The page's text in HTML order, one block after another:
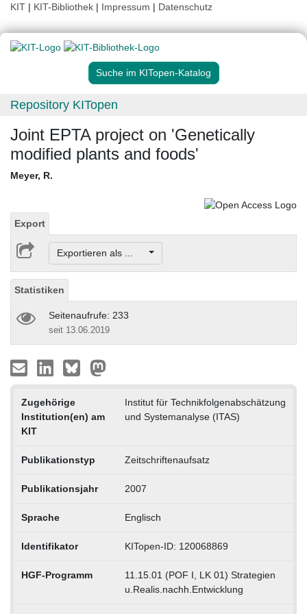
KIT | KIT-Bibliothek | Impressum | Datenschutz
Suche im KITopen-Katalog
Repository KITopen
Joint EPTA project on 'Genetically
modified plants and foods'
Meyer, R.
Export
Exportieren als ...
Statistiken
Seitenaufrufe: 233
seit 13.06.2019
Zugehörige
Institution(en) am
KIT
Institut für Technikfolgenabschätzung
und Systemanalyse (ITAS)
Publikationstyp Zeitschriftenaufsatz
Publikationsjahr 2007
Sprache Englisch
Identifikator KITopen-ID: 120068869
HGF-Programm
11.15.01 (POF I, LK 01) Strategien
u.Realis.nachh.Entwicklung